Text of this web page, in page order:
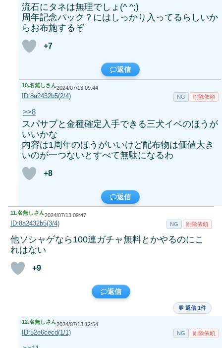
流石にタネは無理でしょ(^ ^;)
周年記念パック？にはしっかり入ってるらしいか
らお布施するぞ
+7
返信
10.名無しさん2024/07/13 09:44
ID:8a2432b5(2/4) NG 削除依頼
>>8
スパサブと金種確定入手できる三犬イベのほうが
いいかな
内容は1周年のほうがいいけど配布物は価値大き
いのが一つないとすべて無駄になるわ
+8
返信
11.名無しさん2024/07/13 09:47
ID:8a2432b5(3/4) NG 削除依頼
他ソシャゲなら100連ガチャ無料とかやるのにこ
れはない
+9
返信
💬 返信 1件
12.名無しさん2024/07/13 12:54
ID:52e6cecd(1/1) NG 削除依頼